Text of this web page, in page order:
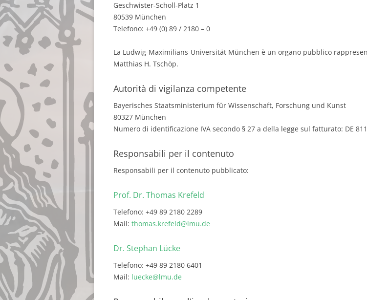
Geschwister-Scholl-Platz 1
80539 München
Telefono: +49 (0) 89 / 2180 – 0
La Ludwig-Maximilians-Universität München è un organo pubblico
Matthias H. Tschöp.
Autorità di vigilanza competente
Bayerisches Staatsministerium für Wissenschaft, Forschung und Kunst
80327 München
Numero di identificazione IVA secondo § 27 a della legge sul fatturato: DE
Responsabili per il contenuto
Responsabili per il contenuto pubblicato:
Prof. Dr. Thomas Krefeld
Telefono: +49 89 2180 2289
Mail: thomas.krefeld@lmu.de
Dr. Stephan Lücke
Telefono: +49 89 2180 6401
Mail: luecke@lmu.de